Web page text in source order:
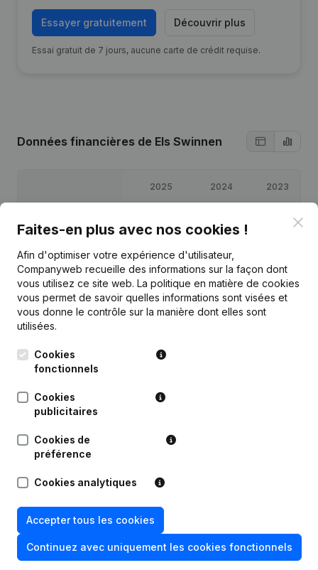
Essayer gratuitement Découvrir plus
Essai gratuit de 7 jours, aucune carte de crédit requise.
Données financières de Els Swinnen
2025 2024 2023
Bénéfices/pertes 3 882
Capitaux propres €4 272 €8 486
10 999 € €
Publicationsde Els Swinnen
Date
Succursale, etc...)
Questions fréquemment posées
Faites-en plus avec nos cookies !
Afin d'optimiser votre expérience d'utilisateur,
Companyweb recueille des informations sur la façon dont
vous utilisez ce site web. La politique en matière de cookies
vous permet de savoir quelles informations sont visées et
vous donne le contrôle sur la manière dont elles sont
utilisées.
Cookies
fonctionnels
Cookies
publicitaires
Cookies de
préférence
Cookies analytiques
Accepter tous les cookies
Continuez avec uniquement les cookies fonctionnels